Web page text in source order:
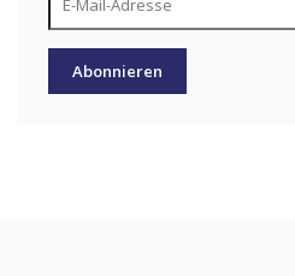
Abonnieren